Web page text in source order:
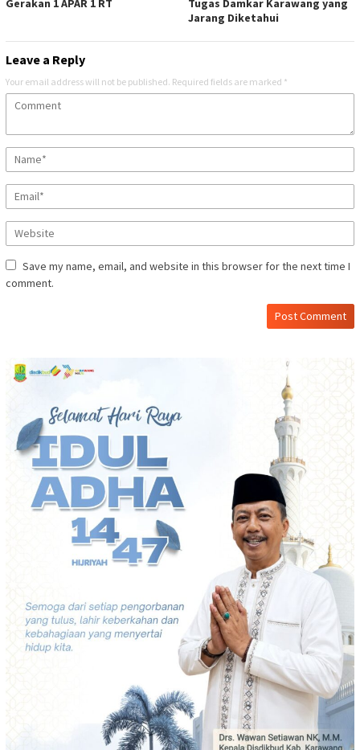
Jarang Diketahui
Leave a Reply
Your email address will not be published. Required fields are marked *
Save my name, email, and website in this browser for the next time I
comment.